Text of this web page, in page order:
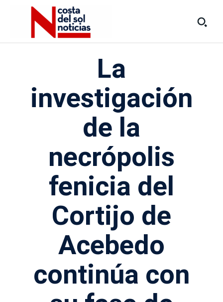
La
investigación
de la
necrópolis
fenicia del
Cortijo de
Acebedo
continúa con